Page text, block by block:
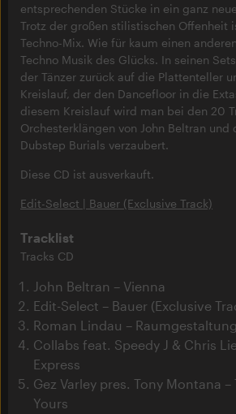
entsprechenden Stücke in ein ganz
Trotz der großen stilistischen Offenheit
Techno-Mix. Wie für kaum einen
Techno Musik des Glücks. In seinen
der Tänzer zurück auf die Plattenteller
Kreislauf, der den Dancefloor in die
diesem Kreislauf wird man bei den 20
Orchesterklängen von John Beltran und
Dubstep Burials verzaubert.
Diese CD ist ausverkauft.
Edit-Select | Bauer (Exclusive Track)
Tracklist
Tracks CD
John Beltran – Vienna
Edit-Select – Bauer (Exclusive
Roman Lindau – Raumgestaltung
Collabs feat. Speedy J & Chris
Express
Gez Varley pres. Tony Montana –
Yours